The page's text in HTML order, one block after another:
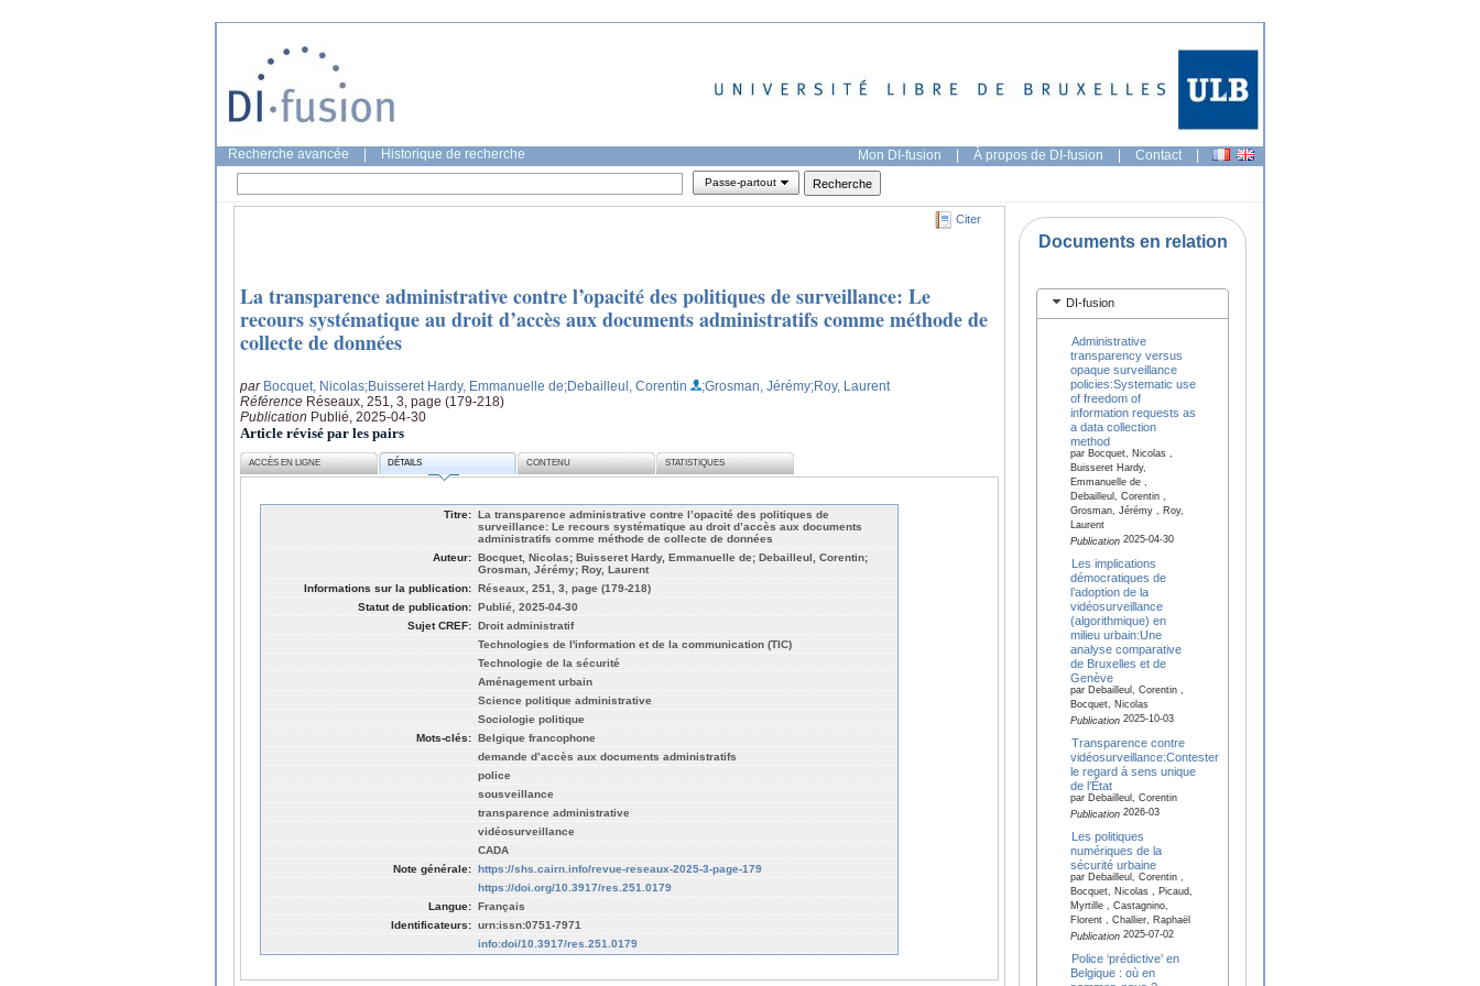
Recherche avancée Historique de recherche Mon DI-fusion | À propos de DI-fusion | Contact |
Passe-partout
Citer
La transparence administrative contre l’opacité des politiques de surveillance: Le
recours systématique au droit d’accès aux documents administratifs comme méthode de
collecte de données
par Bocquet, Nicolas;Buisseret Hardy, Emmanuelle de;Debailleul, Corentin ;Grosman, Jérémy;Roy, Laurent
Référence Réseaux, 251, 3, page (179-218)
Publication Publié, 2025-04-30
Article révisé par les pairs
ACCÈS EN LIGNE DÉTAILS CONTENU STATISTIQUES
Titre: La transparence administrative contre l’opacité des politiques de
surveillance: Le recours systématique au droit d’accès aux documents
administratifs comme méthode de collecte de données
Auteur: Bocquet, Nicolas; Buisseret Hardy, Emmanuelle de; Debailleul, Corentin;
Grosman, Jérémy; Roy, Laurent
Informations sur la publication: Réseaux, 251, 3, page (179-218)
Statut de publication: Publié, 2025-04-30
Sujet CREF: Droit administratif
Technologies de l'information et de la communication (TIC)
Technologie de la sécurité
Aménagement urbain
Science politique administrative
Sociologie politique
Mots-clés: Belgique francophone
demande d’accès aux documents administratifs
police
sousveillance
transparence administrative
vidéosurveillance
CADA
Note générale: https://shs.cairn.info/revue-reseaux-2025-3-page-179
https://doi.org/10.3917/res.251.0179
Langue: Français
Identificateurs: urn:issn:0751-7971
info:doi/10.3917/res.251.0179
Documents en relation
DI-fusion
Administrative
transparency versus
opaque surveillance
policies:Systematic use
of freedom of
information requests as
a data collection
method
par Bocquet, Nicolas ,
Buisseret Hardy,
Emmanuelle de ,
Debailleul, Corentin ,
Grosman, Jérémy , Roy,
Laurent
Publication2025-04-30
Les implications
démocratiques de
l’adoption de la
vidéosurveillance
(algorithmique) en
milieu urbain:Une
analyse comparative
de Bruxelles et de
Genève
par Debailleul, Corentin ,
Bocquet, Nicolas
Publication2025-10-03
Transparence contre
vidéosurveillance:Contester
le regard à sens unique
de l’État
par Debailleul, Corentin
Publication2026-03
Les politiques
numériques de la
sécurité urbaine
par Debailleul, Corentin ,
Bocquet, Nicolas , Picaud,
Myrtille , Castagnino,
Florent , Challier, Raphaël
Publication2025-07-02
Police ‘prédictive’ en
Belgique : où en